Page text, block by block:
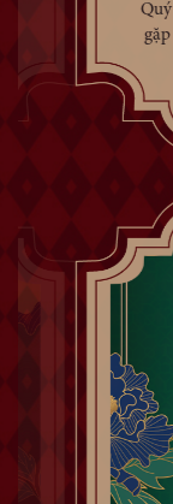
Quý thực
gặp mặt
tĩnh, tách
kiến trúc
không kém